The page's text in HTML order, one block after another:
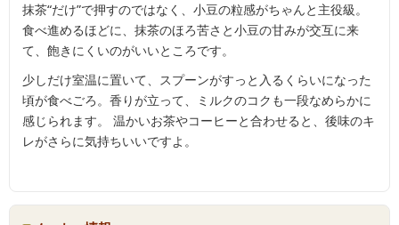
抹茶“だけ”で押すのではなく、小豆の粒感がちゃんと主役級。
食べ進めるほどに、抹茶のほろ苦さと小豆の甘みが交互に来
て、飽きにくいのがいいところです。
少しだけ室温に置いて、スプーンがすっと入るくらいになった
頃が食べごろ。香りが立って、ミルクのコクも一段なめらかに
感じられます。 温かいお茶やコーヒーと合わせると、後味のキ
レがさらに気持ちいいですよ。